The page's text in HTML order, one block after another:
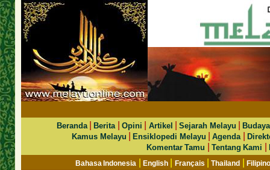
Beranda|Berita Opini Artikel |Sejarah Melayu |
Kamus Melayu
|Ensiklopedi Melayu |Agenda |
Komentar Tamu
|Tentang Kami |
Bahasa Indonesia |English Français |Thailand |